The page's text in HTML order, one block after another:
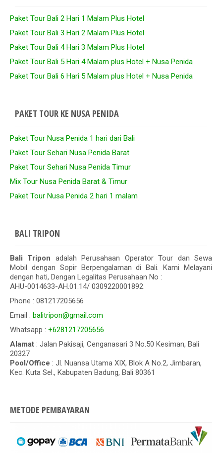
Paket Tour Bali 2 Hari 1 Malam Plus Hotel
Paket Tour Bali 3 Hari 2 Malam Plus Hotel
Paket Tour Bali 4 Hari 3 Malam Plus Hotel
Paket Tour Bali 5 Hari 4 Malam plus Hotel + Nusa Penida
Paket Tour Bali 6 Hari 5 Malam plus Hotel + Nusa Penida
PAKET TOUR KE NUSA PENIDA
Paket Tour Nusa Penida 1 hari dari Bali
Paket Tour Sehari Nusa Penida Barat
Paket Tour Sehari Nusa Penida Timur
Mix Tour Nusa Penida Barat & Timur
Paket Tour Nusa Penida 2 hari 1 malam
BALI TRIPON
Bali Tripon adalah Perusahaan Operator Tour dan Sewa
Mobil dengan Sopir Berpengalaman di Bali. Kami Melayani
dengan hati, Dengan Legalitas Perusahaan No :
AHU-0014633-AH.01.14/ 0309220001892.
Phone : 081217205656
Email : balitripon@gmail.com
Whatsapp : +6281217205656
Alamat : Jalan Pakisaji, Cenganasari 3 No.50 Kesiman, Bali
20327
Pool/Office : Jl. Nuansa Utama XIX, Blok A No.2, Jimbaran,
Kec. Kuta Sel., Kabupaten Badung, Bali 80361
METODE PEMBAYARAN